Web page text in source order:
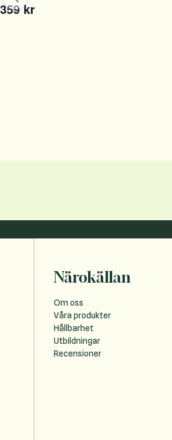
359 kr
Närokällan
Om oss
Våra produkter
Hållbarhet
Utbildningar
Recensioner